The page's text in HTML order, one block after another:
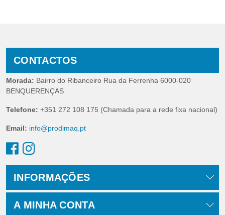
CONTACTOS
Morada: Bairro do Ribanceiro Rua da Ferrenha 6000-020
BENQUERENÇAS
Telefone: +351 272 108 175 (Chamada para a rede fixa nacional)
Email: info@prodimaq.pt
INFORMAÇÕES
A MINHA CONTA